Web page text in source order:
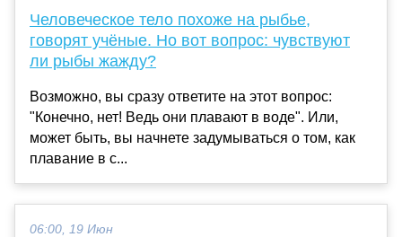
Человеческое тело похоже на рыбье,
говорят учёные. Но вот вопрос: чувствуют
ли рыбы жажду?
Возможно, вы сразу ответите на этот вопрос:
"Конечно, нет! Ведь они плавают в воде". Или,
может быть, вы начнете задумываться о том, как
плавание в с...
06:00, 19 Июн